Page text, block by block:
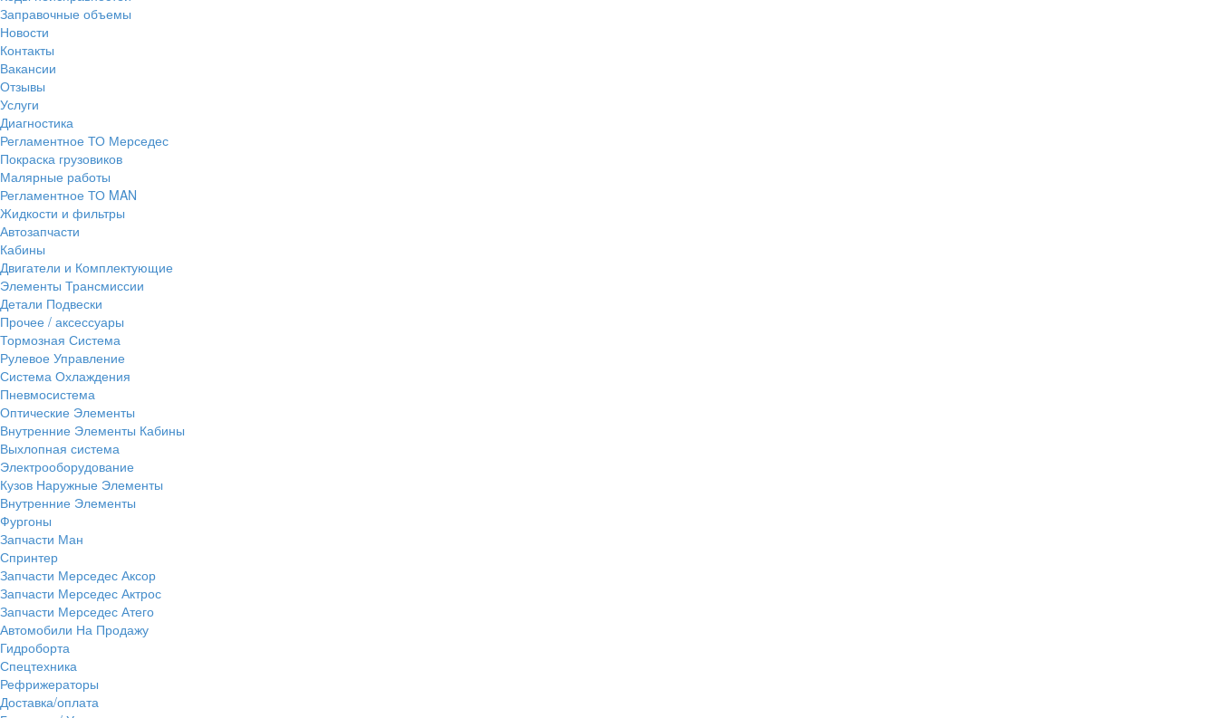
Заправочные объемы
Новости
Контакты
Вакансии
Отзывы
Услуги
Диагностика
Регламентное ТО Мерседес
Покраска грузовиков
Малярные работы
Регламентное ТО MAN
Жидкости и фильтры
Автозапчасти
Кабины
Двигатели и Комплектующие
Элементы Трансмиссии
Детали Подвески
Прочее / аксессуары
Тормозная Система
Рулевое Управление
Система Охлаждения
Пневмосистема
Оптические Элементы
Внутренние Элементы Кабины
Выхлопная система
Электрооборудование
Кузов Наружные Элементы
Внутренние Элементы
Фургоны
Запчасти Ман
Спринтер
Запчасти Мерседес Аксор
Запчасти Мерседес Актрос
Запчасти Мерседес Атего
Автомобили На Продажу
Гидроборта
Спецтехника
Рефрижераторы
Доставка/оплата